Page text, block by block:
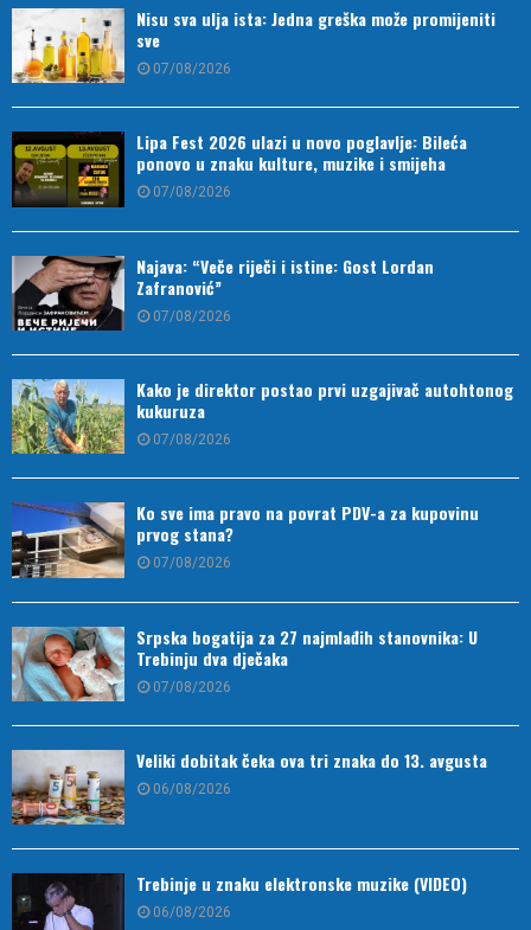
Nisu sva ulja ista: Jedna greška može promijeniti
sve
07/08/2026
Lipa Fest 2026 ulazi u novo poglavlje: Bileća
ponovo u znaku kulture, muzike i smijeha
07/08/2026
Najava: “Veče riječi i istine: Gost Lordan
Zafranović”
07/08/2026
Kako je direktor postao prvi uzgajivač autohtonog
kukuruza
07/08/2026
Ko sve ima pravo na povrat PDV-a za kupovinu
prvog stana?
07/08/2026
Srpska bogatija za 27 najmlađih stanovnika: U
Trebinju dva dječaka
07/08/2026
Veliki dobitak čeka ova tri znaka do 13. avgusta
06/08/2026
Trebinje u znaku elektronske muzike (VIDEO)
06/08/2026